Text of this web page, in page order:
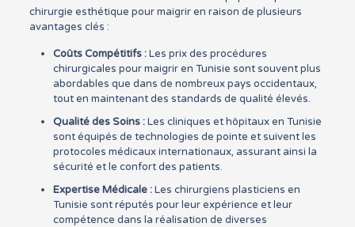
chirurgie esthétique pour maigrir en raison de plusieurs
avantages clés :
Coûts Compétitifs :Les prix des procédures
chirurgicales pour maigrir en Tunisie sont souvent plus
abordables que dans de nombreux pays occidentaux,
tout en maintenant des standards de qualité élevés.
Qualité des Soins :Les cliniques et hôpitaux en Tunisie
sont équipés de technologies de pointe et suivent les
protocoles médicaux internationaux, assurant ainsi la
sécurité et le confort des patients.
Expertise Médicale :Les chirurgiens plasticiens en
Tunisie sont réputés pour leur expérience et leur
compétence dans la réalisation de diverses